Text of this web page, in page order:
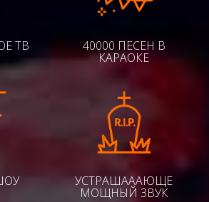
ТВ 40000 ПЕСЕН В
КАРАОКЕ
УСТРАШАААЮЩЕ
МОЩНЫЙ ЗВУК